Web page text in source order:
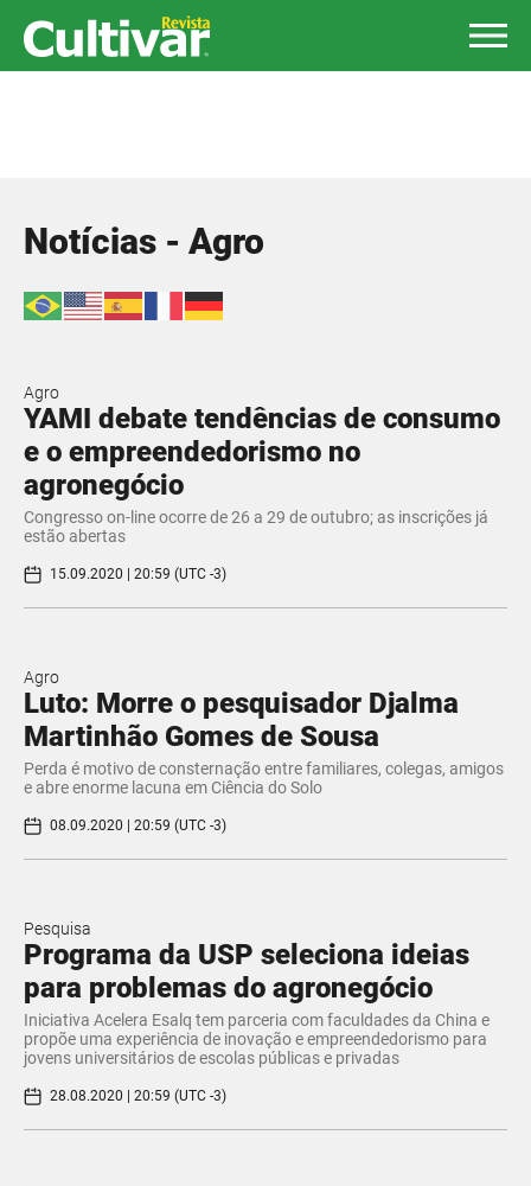
Notícias - Agro
Agro
YAMI debate tendências de consumo
e o empreendedorismo no
agronegócio
Congresso on-line ocorre de 26 a 29 de outubro; as inscrições já
estão abertas
15.09.2020 | 20:59 (UTC -3)
Agro
Luto: Morre o pesquisador Djalma
Martinhão Gomes de Sousa
Perda é motivo de consternação entre familiares, colegas, amigos
e abre enorme lacuna em Ciência do Solo
08.09.2020 | 20:59 (UTC -3)
Pesquisa
Programa da USP seleciona ideias
para problemas do agronegócio
Iniciativa Acelera Esalq tem parceria com faculdades da China e
propõe uma experiência de inovação e empreendedorismo para
jovens universitários de escolas públicas e privadas
28.08.2020 | 20:59 (UTC -3)